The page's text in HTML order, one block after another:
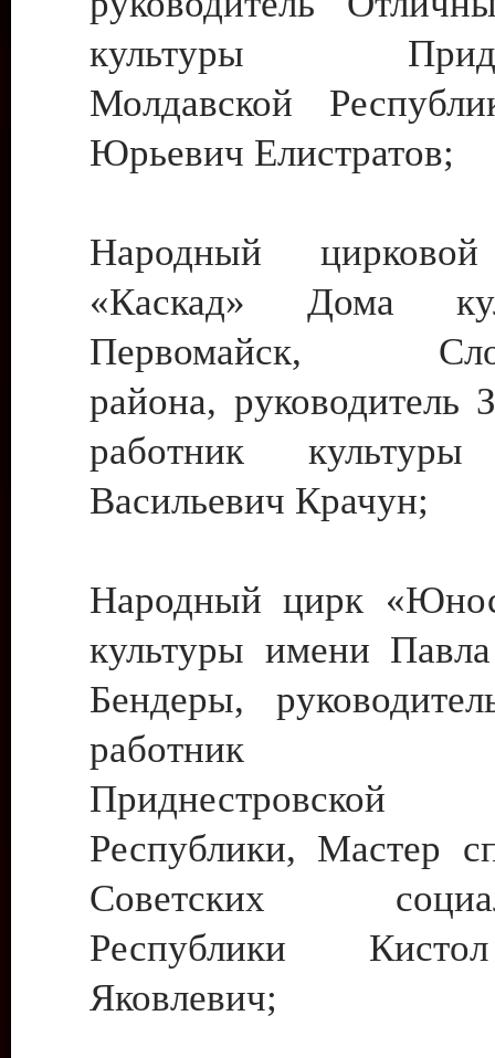
культуры
Молдавской
Юрьевич Елистратов;
Народный цирковой
«Каскад» Дома
Первомайск,
района, руководитель
работник культуры
Васильевич Крачун;
Народный цирк
культуры имени
Бендеры,
работник
Приднестровской
Республики, Мастер
Советских
Республики
Яковлевич;